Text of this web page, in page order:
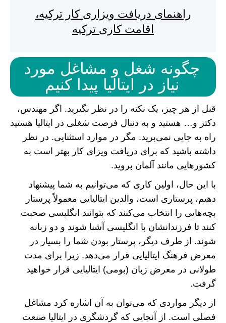
راهنمای دریافت ویزاری کار ترکیه،
اقامت کاری ترکیه
چگونه شغل و مشاغل مورد
نیاز در ایتالیا پیدا کنیم
قبل از هر چیز، یک نکته را در نظر بگیرید. اگر مهندس،
دکتر و… هستید و به دنبال فرصت شغلی در ایتالیا هستید
راه به جایی نمی‌برید. مگر در موارد استثنایی. در نظر
داشته باشید که برای دریافت ویزای کار بهتر است به
کشور‌هایی مانند آلمان بروید.
با این حال، اولین کاری که می‌توانیم به شما پیشنهاد
دهیم، پرستاری است، والدین ایتالیایی معمولاً پرستار
بچه‌هایی را انتخاب می‌کنند که بتوانند انگلیسی صحبت
کنند تا فرزندانشان با انگلیسی آشنا شوند و دو زبانه
شوند. از طرف دیگر، پرستار بودن شما را بسیار در
معرض فرهنگ ایتالیایی قرار می‌دهد. زیرا برای مدت
طولانی در معرض زبان (بومی) ایتالیایی قرار خواهید
گرفت.
از دیگر مواردی که می‌توان به آن اشاره کرد مشاغل
فصلی است. از آنجایی که گردشگری در ایتالیا صنعت